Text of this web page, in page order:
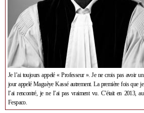
Je l’ai toujours appelé « Professeur ». Je ne crois pas avoir un
jour appelé Maguèye Kassé autrement. La première fois que je
l’ai rencontré, je ne l’ai pas vraiment vu. C’était en 2013, au
Fespaco.